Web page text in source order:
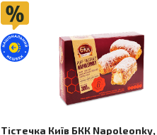
Тістечка Київ БКК Napoleonky,